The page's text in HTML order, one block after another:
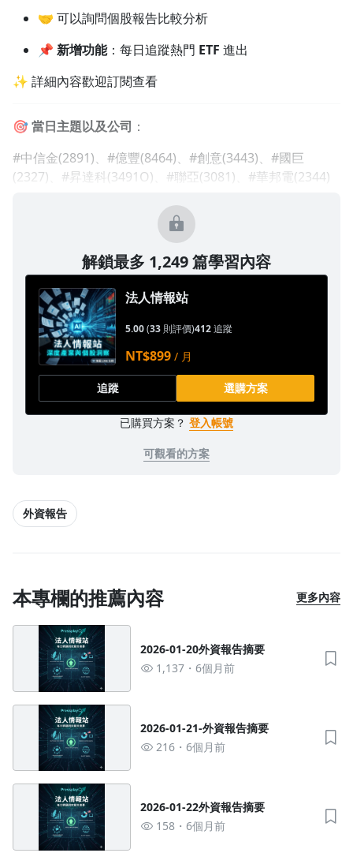
🤝 可以詢問個股報告比較分析
📌 新增功能：每日追蹤熱門 ETF 進出
✨ 詳細內容歡迎訂閱查看
🎯當日主題以及公司 ：
#中信金(2891)、#億豐(8464)、#創意(3443)、#國巨
(2327)、#昇達科(3491O)、#聯亞(3081)、#華邦電(2344)
解鎖最多 1,249 篇學習內容
法人情報站
5.00(33 則評價)412追蹤
NT$899 / 月
追蹤 選購方案
已購買方案？ 登入帳號
可觀看的方案
外資報告
本專欄的推薦內容 更多內容
2026-01-20外資報告摘要
1,137
6個月前
2026-01-21-外資報告摘要
216
6個月前
2026-01-22外資報告摘要
158
6個月前